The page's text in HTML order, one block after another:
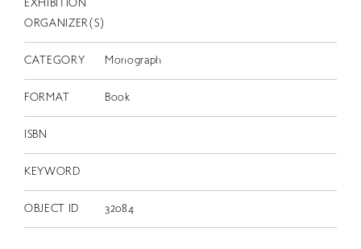
EXHIBITION
ORGANIZER(S)
CATEGORY Monograph
FORMAT Book
ISBN
KEYWORD
OBJECT ID 32084